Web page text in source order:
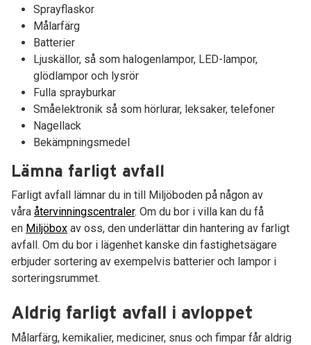
Sprayflaskor
Målarfärg
Batterier
Ljuskällor, så som halogenlampor, LED-lampor,
glödlampor och lysrör
Fulla sprayburkar
Småelektronik så som hörlurar, leksaker, telefoner
Nagellack
Bekämpningsmedel
Lämna farligt avfall
Farligt avfall lämnar du in till Miljöboden på någon av
våra återvinningscentraler. Om du bor i villa kan du få
en Miljöbox av oss, den underlättar din hantering av farligt
avfall. Om du bor i lägenhet kanske din fastighetsägare
erbjuder sortering av exempelvis batterier och lampor i
sorteringsrummet.
Aldrig farligt avfall i avloppet
Målarfärg, kemikalier, mediciner, snus och fimpar får aldrig